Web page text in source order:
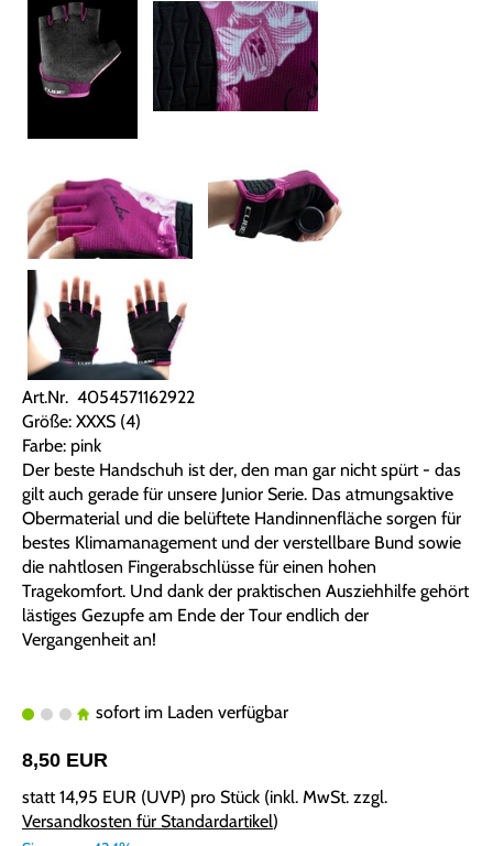
Art.Nr. 4054571162922
Größe: XXXS (4)
Farbe: pink
Der beste Handschuh ist der, den man gar nicht spürt - das
gilt auch gerade für unsere Junior Serie. Das atmungsaktive
Obermaterial und die belüftete Handinnenfläche sorgen für
bestes Klimamanagement und der verstellbare Bund sowie
die nahtlosen Fingerabschlüsse für einen hohen
Tragekomfort. Und dank der praktischen Ausziehhilfe gehört
lästiges Gezupfe am Ende der Tour endlich der
Vergangenheit an!
sofort im Laden verfügbar
8,50 EUR
statt14,95 EUR (UVP) pro Stück (inkl. MwSt. zzgl.
Versandkosten für Standardartikel)